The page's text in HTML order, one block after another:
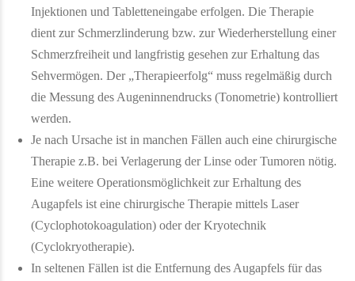
Injektionen und Tabletteneingabe erfolgen. Die Therapie
dient zur Schmerzlinderung bzw. zur Wiederherstellung einer
Schmerzfreiheit und langfristig gesehen zur Erhaltung das
Sehvermögen. Der „Therapieerfolg“ muss regelmäßig durch
die Messung des Augeninnendrucks (Tonometrie) kontrolliert
werden.
Je nach Ursache ist in manchen Fällen auch eine chirurgische
Therapie z.B. bei Verlagerung der Linse oder Tumoren nötig.
Eine weitere Operationsmöglichkeit zur Erhaltung des
Augapfels ist eine chirurgische Therapie mittels Laser
(Cyclophotokoagulation) oder der Kryotechnik
(Cyclokryotherapie).
In seltenen Fällen ist die Entfernung des Augapfels für das